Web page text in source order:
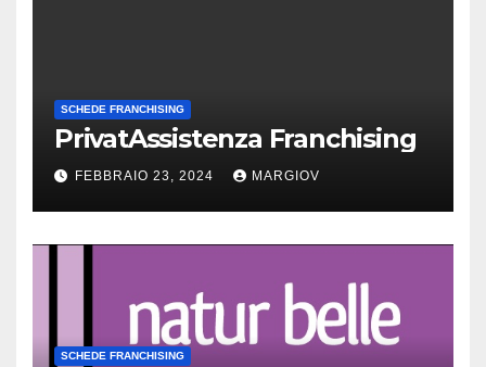
SCHEDE FRANCHISING
PrivatAssistenza Franchising
FEBBRAIO 23, 2024 MARGIOV
SCHEDE FRANCHISING